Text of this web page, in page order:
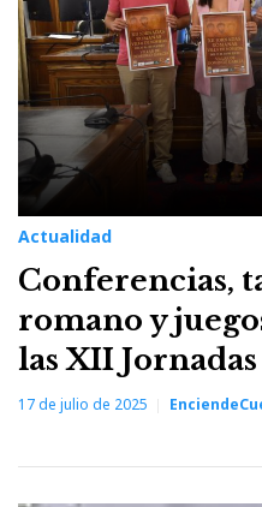
Actualidad
Conferencias,
romano y
las XII
17 de julio de 2025